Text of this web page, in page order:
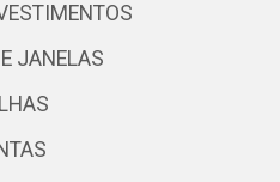
JANELAS